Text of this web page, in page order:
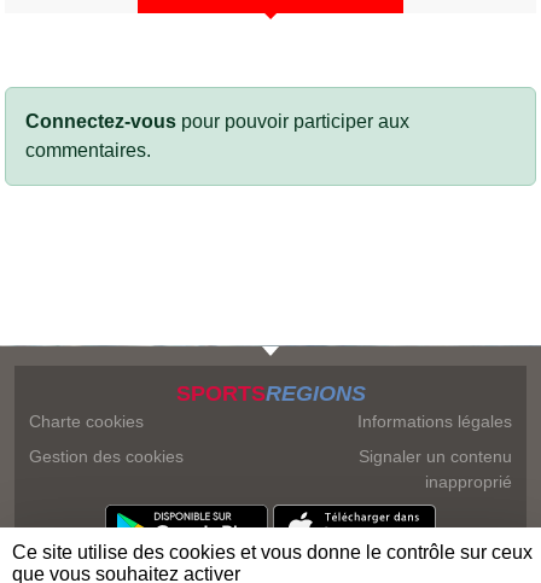
Connectez-vous pour pouvoir participer aux
commentaires.
SPORTSREGIONS
Charte cookies
Gestion des cookies
Informations légales
Signaler un contenu
inapproprié
Ce site utilise des cookies et vous donne le contrôle sur ceux
que vous souhaitez activer